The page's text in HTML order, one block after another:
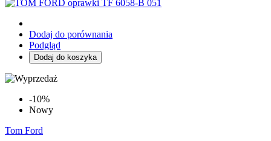
Dodaj do porównania
Podgląd
Dodaj do koszyka
-10%
Nowy
Tom Ford